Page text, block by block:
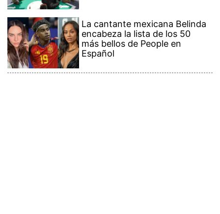
La cantante mexicana Belinda
encabeza la lista de los 50
más bellos de People en
Español